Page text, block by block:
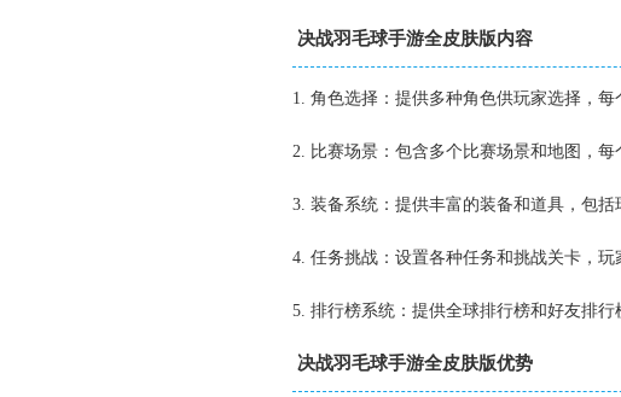
决战羽毛球手游全皮肤版内容
1. 角色选择：提供多种角色供玩家选择，每
2. 比赛场景：包含多个比赛场景和地图，每
3. 装备系统：提供丰富的装备和道具，包括
4. 任务挑战：设置各种任务和挑战关卡，
5. 排行榜系统：提供全球排行榜和好友排行
决战羽毛球手游全皮肤版优势